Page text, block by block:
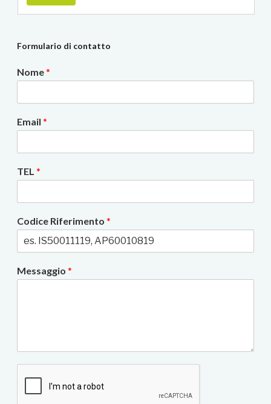
Formulario di contatto
Nome*
Email *
TEL *
Codice Riferimento *
Messaggio *